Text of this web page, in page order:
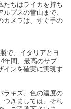
たちはライカを持ち
プスの雪山まで、
カメラは、すぐ手の
で、イタリアとヨ
年間、最高のサプ
インを確実に実現す
ラキズ、色の濃度の
つきましては、それ